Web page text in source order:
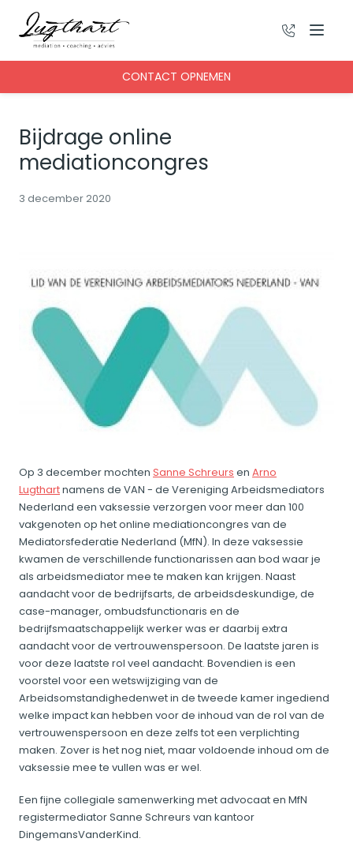
Menu
026 - 22
CONTACT OPNEMEN
Bijdrage online
mediationcongres
3 december 2020
Op 3 december mochten Sanne Schreurs en Arno
Lugthartnamens de VAN - de Vereniging Arbeidsmediators
Nederland een vaksessie verzorgen voor meer dan 100
vakgenoten op het online mediationcongres van de
Mediatorsfederatie Nederland (MfN). In deze vaksessie
kwamen de verschillende functionarissen aan bod waar je
als arbeidsmediator mee te maken kan krijgen. Naast
aandacht voor de bedrijfsarts, de arbeidsdeskundige, de
case-manager, ombudsfunctionaris en de
bedrijfsmaatschappelijk werker was er daarbij extra
aandacht voor de vertrouwenspersoon. De laatste jaren is
voor deze laatste rol veel aandacht. Bovendien is een
voorstel voor een wetswijziging van de
Arbeidsomstandighedenwet in de tweede kamer ingediend
welke impact kan hebben voor de inhoud van de rol van de
vertrouwenspersoon en deze zelfs tot een verplichting
maken. Zover is het nog niet, maar voldoende inhoud om de
vaksessie mee te vullen was er wel.
Een fijne collegiale samenwerking met advocaat en MfN
registermediator Sanne Schreurs van kantoor
DingemansVanderKind.